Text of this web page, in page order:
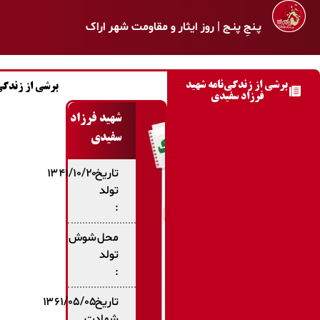
پـنجِ پنـج | روز ایثار و مقاومت شهر اراک
برشی از زندگی‌نامه شهید
فرزاد سفیدی
شهید فرزاد
سفیدی
تاریخ
تولد
:
۱۳۴۱/۱۰/۲۰
محل
تولد
:
شوش
تاریخ۱۳۶۱/۰۵/۰۵
برشی از